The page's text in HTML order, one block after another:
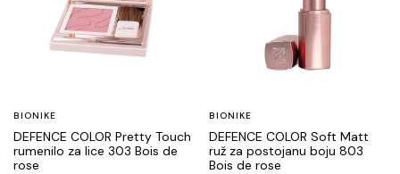
BIONIKE
DEFENCE COLOR Pretty Touch
rumenilo za lice 303 Bois de
rose
BIONIKE
DEFENCE COLOR Soft Matt
ruž za postojanu boju 803
Bois de rose